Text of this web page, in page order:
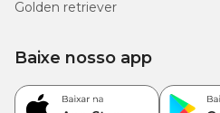
Golden retriever
Baixe nosso app